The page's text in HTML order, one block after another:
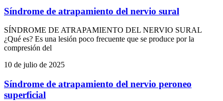
Síndrome de atrapamiento del nervio sural
SÍNDROME DE ATRAPAMIENTO DEL NERVIO SURAL
¿Qué es? Es una lesión poco frecuente que se produce por la
compresión del
10 de julio de 2025
Síndrome de atrapamiento del nervio peroneo
superficial